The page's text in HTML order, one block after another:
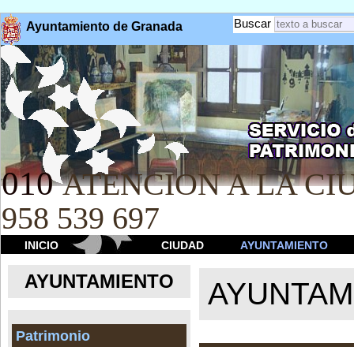
Ayuntamiento de Granada Buscar
010 ATENCION A LA
958 539 697
INICIO CIUDAD AYUNTAMIENTO
AYUNTAMIENTO
Patrimonio